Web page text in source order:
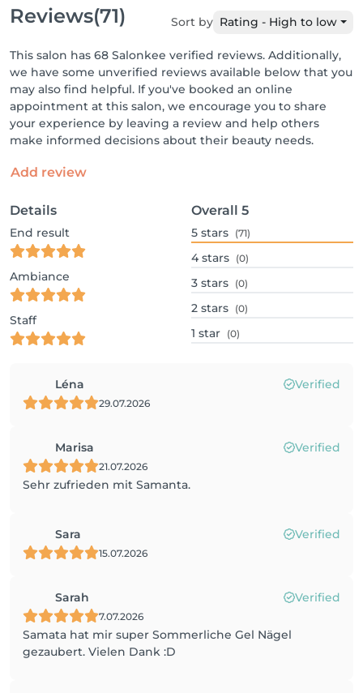
Reviews(71) Sort by Rating - High to low
This salon has 68 Salonkee verified reviews. Additionally,
we have some unverified reviews available below that you
may also find helpful. If you've booked an online
appointment at this salon, we encourage you to share
your experience by leaving a review and help others
make informed decisions about their beauty needs.
Add review
Details
End result
Ambiance
Staff
Overall 5
5 stars (71)
4 stars (0)
3 stars (0)
2 stars (0)
1 star (0)
Léna Verified
29.07.2026
Marisa Verified
21.07.2026
Sehr zufrieden mit Samanta.
Sara Verified
15.07.2026
Sarah Verified
7.07.2026
Samata hat mir super Sommerliche Gel Nägel
gezaubert. Vielen Dank :D